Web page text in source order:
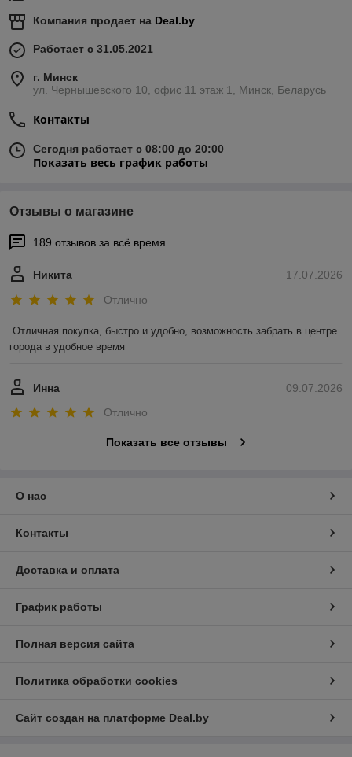
Компания продает на Deal.by
Работает с 31.05.2021
г. Минск
ул. Чернышевского 10, офис 11 этаж 1, Минск, Беларусь
Контакты
Сегодня работает с 08:00 до 20:00
Показать весь график работы
Отзывы о магазине
189 отзывов за всё время
17.07.2026
Никита
Отлично
Отличная покупка, быстро и удобно, возможность забрать в центре
города в удобное время
09.07.2026
Инна
Отлично
Показать все отзывы
О нас
Контакты
Доставка и оплата
График работы
Полная версия сайта
Политика обработки cookies
Сайт создан на платформе Deal.by